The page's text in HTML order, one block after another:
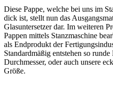
Diese Pappe, welche bei uns im
dick ist, stellt nun das
Glasuntersetzer dar. Im weiteren
Pappen mittels Stanzmaschine
als Endprodukt der
Standardmäßig entstehen so
Durchmesser, oder auch unsere
Größe.